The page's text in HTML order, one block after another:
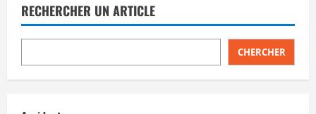
RECHERCHER UN ARTICLE
CHERCHER